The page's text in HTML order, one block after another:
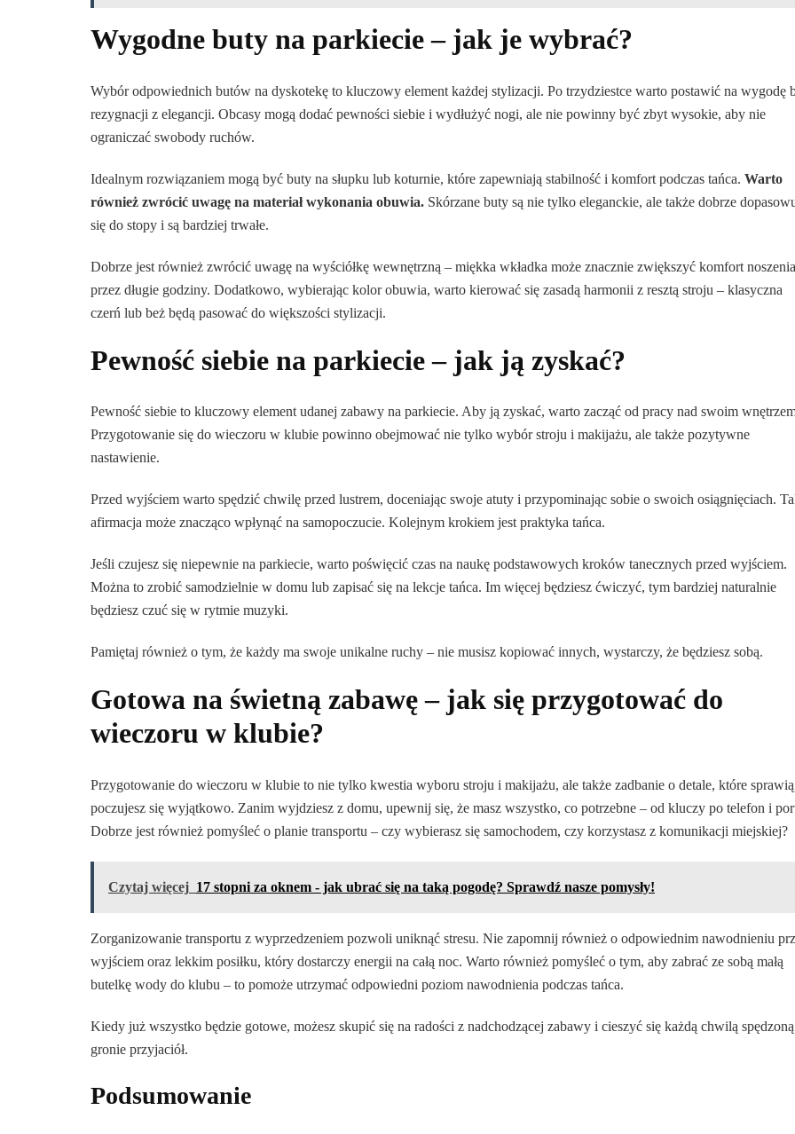
Wygodne buty na parkiecie – jak je wybrać?
Wybór odpowiednich butów na dyskotekę to kluczowy element każdej stylizacji. Po trzydziestce warto postawić na wygodę
rezygnacji z elegancji. Obcasy mogą dodać pewności siebie i wydłużyć nogi, ale nie powinny być zbyt wysokie, aby nie
ograniczać swobody ruchów.
Idealnym rozwiązaniem mogą być buty na słupku lub koturnie, które zapewniają stabilność i komfort podczas tańca. Warto
również zwrócić uwagę na materiał wykonania obuwia. Skórzane buty są nie tylko eleganckie, ale także dobrze
się do stopy i są bardziej trwałe.
Dobrze jest również zwrócić uwagę na wyściółkę wewnętrzną – miękka wkładka może znacznie zwiększyć komfort noszenia
przez długie godziny. Dodatkowo, wybierając kolor obuwia, warto kierować się zasadą harmonii z resztą stroju – klasyczna
czerń lub beż będą pasować do większości stylizacji.
Pewność siebie na parkiecie – jak ją zyskać?
Pewność siebie to kluczowy element udanej zabawy na parkiecie. Aby ją zyskać, warto zacząć od pracy nad swoim
Przygotowanie się do wieczoru w klubie powinno obejmować nie tylko wybór stroju i makijażu, ale także pozytywne
nastawienie.
Przed wyjściem warto spędzić chwilę przed lustrem, doceniając swoje atuty i przypominając sobie o swoich osiągnięciach.
afirmacja może znacząco wpłynąć na samopoczucie. Kolejnym krokiem jest praktyka tańca.
Jeśli czujesz się niepewnie na parkiecie, warto poświęcić czas na naukę podstawowych kroków tanecznych przed wyjściem.
Można to zrobić samodzielnie w domu lub zapisać się na lekcje tańca. Im więcej będziesz ćwiczyć, tym bardziej naturalnie
będziesz czuć się w rytmie muzyki.
Pamiętaj również o tym, że każdy ma swoje unikalne ruchy – nie musisz kopiować innych, wystarczy, że będziesz sobą.
Gotowa na świetną zabawę – jak się przygotować do
wieczoru w klubie?
Przygotowanie do wieczoru w klubie to nie tylko kwestia wyboru stroju i makijażu, ale także zadbanie o detale, które
poczujesz się wyjątkowo. Zanim wyjdziesz z domu, upewnij się, że masz wszystko, co potrzebne – od kluczy po telefon i
Dobrze jest również pomyśleć o planie transportu – czy wybierasz się samochodem, czy korzystasz z komunikacji miejskiej?
Czytaj więcej 17 stopni za oknem - jak ubrać się na taką pogodę? Sprawdź nasze pomysły!
Zorganizowanie transportu z wyprzedzeniem pozwoli uniknąć stresu. Nie zapomnij również o odpowiednim nawodnieniu
wyjściem oraz lekkim posiłku, który dostarczy energii na całą noc. Warto również pomyśleć o tym, aby zabrać ze sobą małą
butelkę wody do klubu – to pomoże utrzymać odpowiedni poziom nawodnienia podczas tańca.
Kiedy już wszystko będzie gotowe, możesz skupić się na radości z nadchodzącej zabawy i cieszyć się każdą chwilą
gronie przyjaciół.
Podsumowanie